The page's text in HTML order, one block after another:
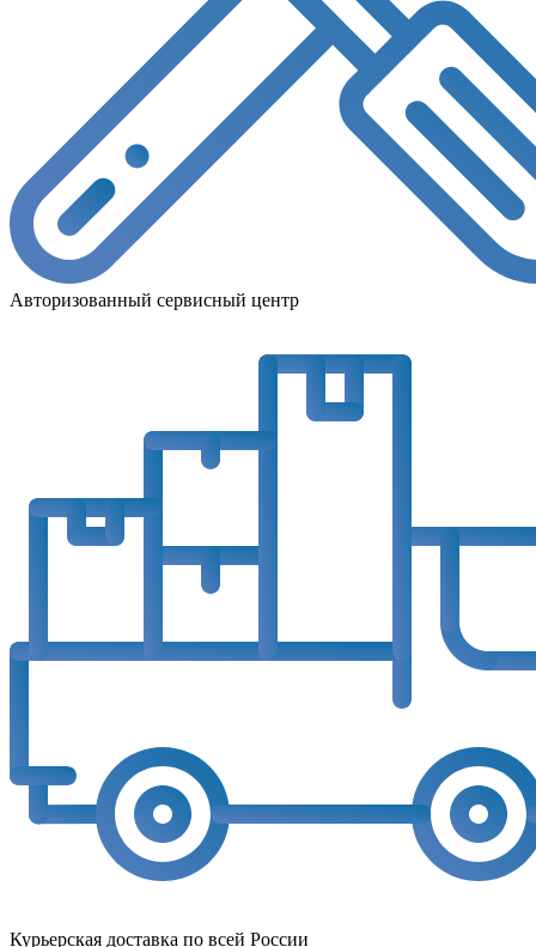
Авторизованный сервисный центр
Курьерская доставка по всей России